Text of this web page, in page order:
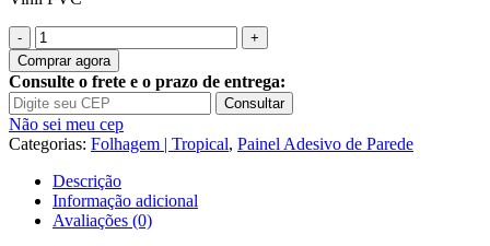
Quantidade
de
Adesivo
Parede
Arvore
Floresta
Folhas
Tropical
Parede
G1005
Comprar agora
Consulte o frete e o prazo de entrega:
Consultar
Não sei meu cep
Categorias: Folhagem | Tropical, Painel Adesivo de Parede
Descrição
Informação adicional
Avaliações (0)